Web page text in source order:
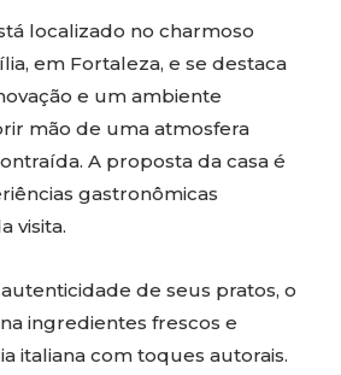
localizado no charmoso
em Fortaleza, e se destaca
e um ambiente
mão de uma atmosfera
A proposta da casa é
gastronômicas
visita.
de seus pratos, o
ingredientes frescos e
italiana com toques autorais.